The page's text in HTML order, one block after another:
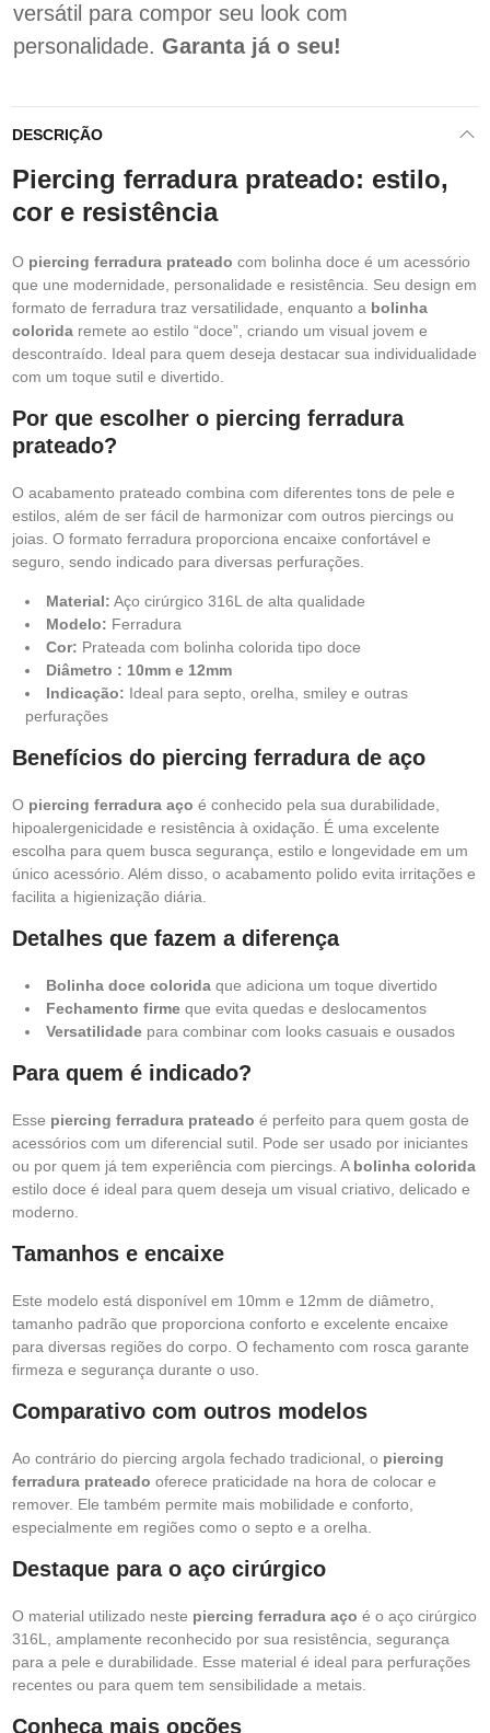
versátil para compor seu look com
personalidade. Garanta já o seu!
DESCRIÇÃO
Piercing ferradura prateado: estilo,
cor e resistência
O piercing ferradura prateado com bolinha doce é um acessório
que une modernidade, personalidade e resistência. Seu design em
formato de ferradura traz versatilidade, enquanto a bolinha
colorida remete ao estilo “doce”, criando um visual jovem e
descontraído. Ideal para quem deseja destacar sua individualidade
com um toque sutil e divertido.
Por que escolher o piercing ferradura
prateado?
O acabamento prateado combina com diferentes tons de pele e
estilos, além de ser fácil de harmonizar com outros piercings ou
joias. O formato ferradura proporciona encaixe confortável e
seguro, sendo indicado para diversas perfurações.
Material: Aço cirúrgico 316L de alta qualidade
Modelo: Ferradura
Cor: Prateada com bolinha colorida tipo doce
Diâmetro : 10mm e 12mm
Indicação: Ideal para septo, orelha, smiley e outras
perfurações
Benefícios do piercing ferradura de aço
O piercing ferradura aço é conhecido pela sua durabilidade,
hipoalergenicidade e resistência à oxidação. É uma excelente
escolha para quem busca segurança, estilo e longevidade em um
único acessório. Além disso, o acabamento polido evita irritações e
facilita a higienização diária.
Detalhes que fazem a diferença
Bolinha doce colorida que adiciona um toque divertido
Fechamento firme que evita quedas e deslocamentos
Versatilidade para combinar com looks casuais e ousados
Para quem é indicado?
Esse piercing ferradura prateado é perfeito para quem gosta de
acessórios com um diferencial sutil. Pode ser usado por iniciantes
ou por quem já tem experiência com piercings. A bolinha colorida
estilo doce é ideal para quem deseja um visual criativo, delicado e
moderno.
Tamanhos e encaixe
Este modelo está disponível em 10mm e 12mm de diâmetro,
tamanho padrão que proporciona conforto e excelente encaixe
para diversas regiões do corpo. O fechamento com rosca garante
firmeza e segurança durante o uso.
Comparativo com outros modelos
Ao contrário do piercing argola fechado tradicional, o piercing
ferradura prateado oferece praticidade na hora de colocar e
remover. Ele também permite mais mobilidade e conforto,
especialmente em regiões como o septo e a orelha.
Destaque para o aço cirúrgico
O material utilizado neste piercing ferradura aço é o aço cirúrgico
316L, amplamente reconhecido por sua resistência, segurança
para a pele e durabilidade. Esse material é ideal para perfurações
recentes ou para quem tem sensibilidade a metais.
Conheça mais opções